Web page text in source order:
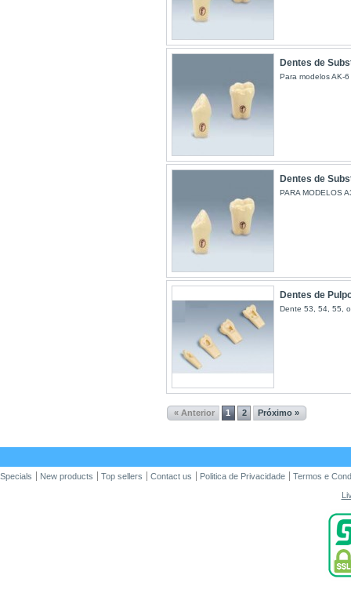
Dentes de
Para modelos AK-
Dentes de
PARA MODELOS
Dentes de
Dente 53, 54, 55,
« Anterior 1 2 Próximo »
Specials New products Top sellers Contact us Politica de Privacidade
Termos e